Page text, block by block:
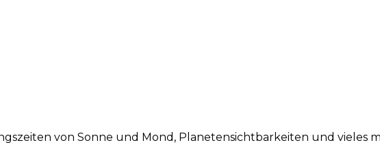
von Sonne und Mond, Planetensichtbarkeiten und vieles